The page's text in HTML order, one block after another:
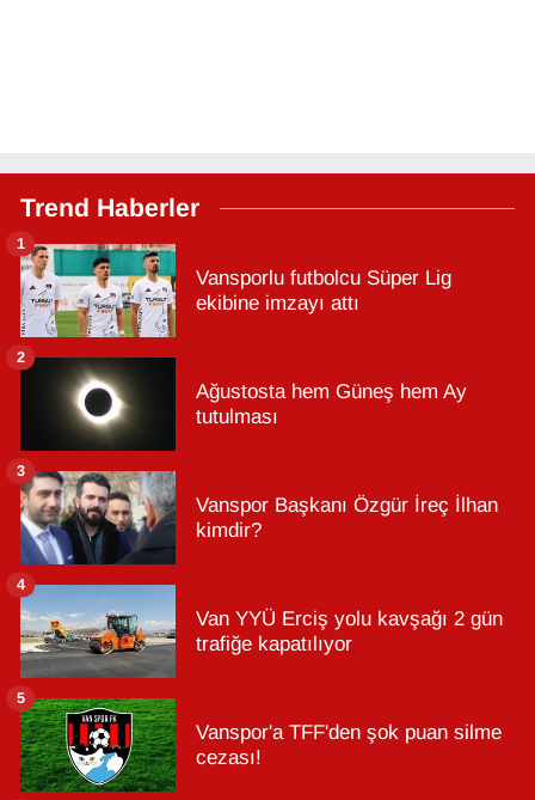
Trend Haberler
Vansporlu futbolcu Süper Lig
ekibine imzayı attı
1
Ağustosta hem Güneş hem Ay
tutulması
2
Vanspor Başkanı Özgür İreç İlhan
kimdir?
3
Van YYÜ Erciş yolu kavşağı 2 gün
trafiğe kapatılıyor
4
Vanspor'a TFF'den şok puan silme
cezası!
5